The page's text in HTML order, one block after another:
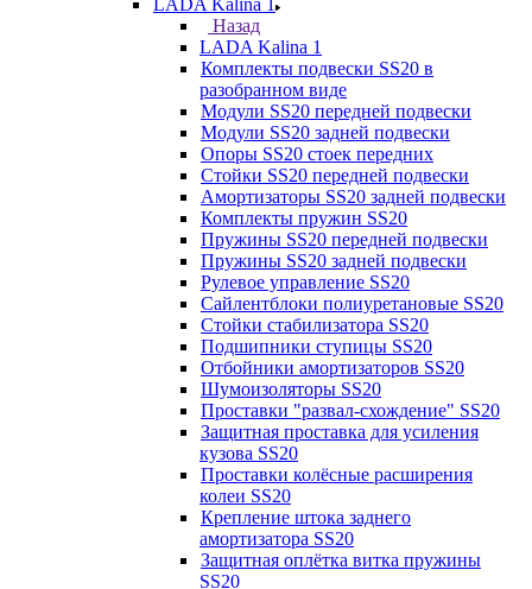
LADA Kalina 1
Назад
LADA Kalina 1
Комплекты подвески SS20 в
разобранном виде
Модули SS20 передней подвески
Модули SS20 задней подвески
Опоры SS20 стоек передних
Стойки SS20 передней подвески
Амортизаторы SS20 задней подвески
Комплекты пружин SS20
Пружины SS20 передней подвески
Пружины SS20 задней подвески
Рулевое управление SS20
Сайлентблоки полиуретановые SS20
Стойки стабилизатора SS20
Подшипники ступицы SS20
Отбойники амортизаторов SS20
Шумоизоляторы SS20
Проставки "развал-схождение" SS20
Защитная проставка для усиления
кузова SS20
Проставки колёсные расширения
колеи SS20
Крепление штока заднего
амортизатора SS20
Защитная оплётка витка пружины
SS20